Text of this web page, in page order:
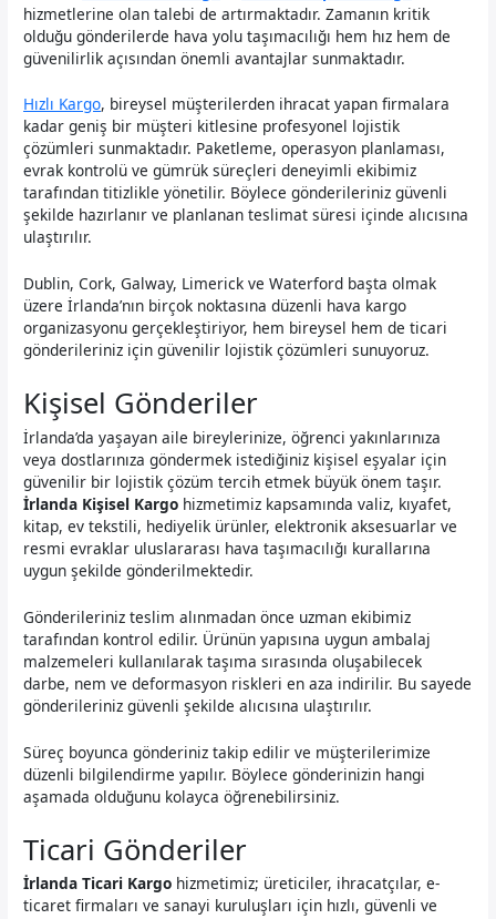
hizmetlerine olan talebi de artırmaktadır. Zamanın kritik
olduğu gönderilerde hava yolu taşımacılığı hem hız hem de
güvenilirlik açısından önemli avantajlar sunmaktadır.
Hızlı Kargo, bireysel müşterilerden ihracat yapan firmalara
kadar geniş bir müşteri kitlesine profesyonel lojistik
çözümleri sunmaktadır. Paketleme, operasyon planlaması,
evrak kontrolü ve gümrük süreçleri deneyimli ekibimiz
tarafından titizlikle yönetilir. Böylece gönderileriniz güvenli
şekilde hazırlanır ve planlanan teslimat süresi içinde alıcısına
ulaştırılır.
Dublin, Cork, Galway, Limerick ve Waterford başta olmak
üzere İrlanda’nın birçok noktasına düzenli hava kargo
organizasyonu gerçekleştiriyor, hem bireysel hem de ticari
gönderileriniz için güvenilir lojistik çözümleri sunuyoruz.
Kişisel Gönderiler
İrlanda’da yaşayan aile bireylerinize, öğrenci yakınlarınıza
veya dostlarınıza göndermek istediğiniz kişisel eşyalar için
güvenilir bir lojistik çözüm tercih etmek büyük önem taşır.
İrlanda Kişisel Kargo hizmetimiz kapsamında valiz, kıyafet,
kitap, ev tekstili, hediyelik ürünler, elektronik aksesuarlar ve
resmi evraklar uluslararası hava taşımacılığı kurallarına
uygun şekilde gönderilmektedir.
Gönderileriniz teslim alınmadan önce uzman ekibimiz
tarafından kontrol edilir. Ürünün yapısına uygun ambalaj
malzemeleri kullanılarak taşıma sırasında oluşabilecek
darbe, nem ve deformasyon riskleri en aza indirilir. Bu sayede
gönderileriniz güvenli şekilde alıcısına ulaştırılır.
Süreç boyunca gönderiniz takip edilir ve müşterilerimize
düzenli bilgilendirme yapılır. Böylece gönderinizin hangi
aşamada olduğunu kolayca öğrenebilirsiniz.
Ticari Gönderiler
İrlanda Ticari Kargo hizmetimiz; üreticiler, ihracatçılar, e-
ticaret firmaları ve sanayi kuruluşları için hızlı, güvenli ve